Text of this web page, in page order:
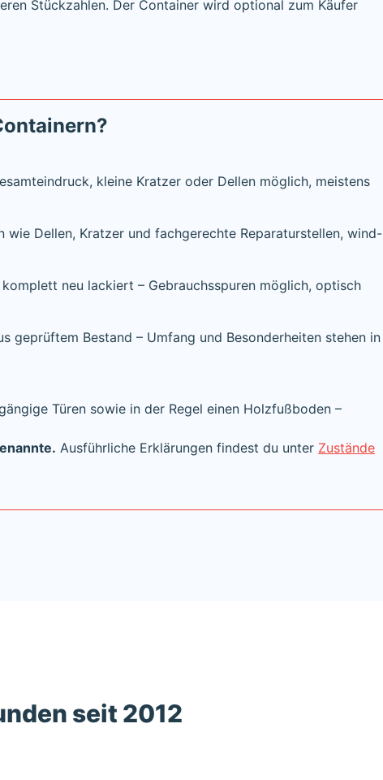
Stückzahlen. Der Container wird optional zum Käufer
kleine Kratzer oder Dellen möglich, meistens
wie Dellen, Kratzer und fachgerechte Reparaturstellen, wind-
neu lackiert – Gebrauchsspuren möglich, optisch
geprüftem Bestand – Umfang und Besonderheiten stehen in
Türen sowie in der Regel einen Holzfußboden –
Ausführliche Erklärungen findest du unter Zustände
seit 2012